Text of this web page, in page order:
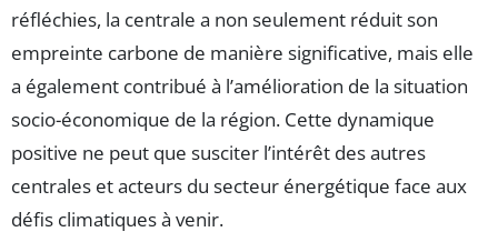
réfléchies, la centrale a non seulement réduit son
empreinte carbone de manière significative, mais elle
a également contribué à l’amélioration de la situation
socio-économique de la région. Cette dynamique
positive ne peut que susciter l’intérêt des autres
centrales et acteurs du secteur énergétique face aux
défis climatiques à venir.